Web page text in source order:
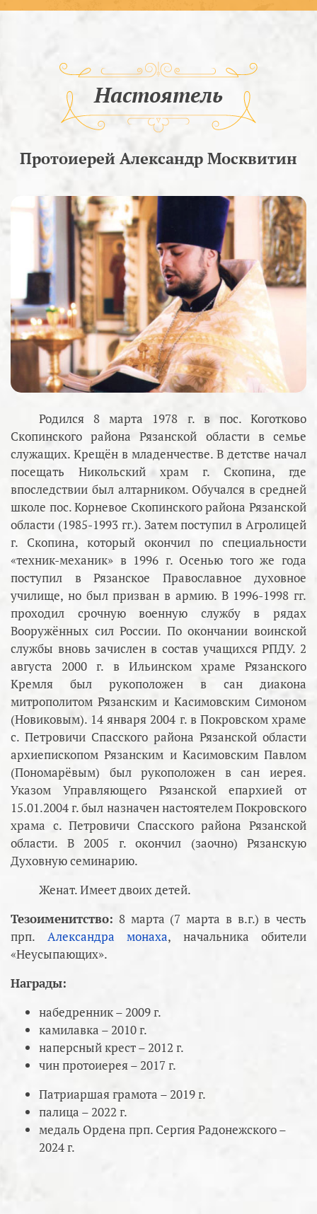
Настоятель
Протоиерей Александр Москвитин
Родился 8 марта 1978 г. в пос. Коготково
Скопинского района Рязанской области в семье
служащих. Крещён в младенчестве. В детстве начал
посещать Никольский храм г. Скопина, где
впоследствии был алтарником. Обучался в средней
школе пос. Корневое Скопинского района Рязанской
области (1985-1993 гг.). Затем поступил в Агролицей
г. Скопина, который окончил по специальности
«техник-механик» в 1996 г. Осенью того же года
поступил в Рязанское Православное духовное
училище, но был призван в армию. В 1996-1998 гг.
проходил срочную военную службу в рядах
Вооружённых сил России. По окончании воинской
службы вновь зачислен в состав учащихся РПДУ. 2
августа 2000 г. в Ильинском храме Рязанского
Кремля был рукоположен в сан диакона
митрополитом Рязанским и Касимовским Симоном
(Новиковым). 14 января 2004 г. в Покровском храме
с. Петровичи Спасского района Рязанской области
архиепископом Рязанским и Касимовским Павлом
(Пономарёвым) был рукоположен в сан иерея.
Указом Управляющего Рязанской епархией от
15.01.2004 г. был назначен настоятелем Покровского
храма с. Петровичи Спасского района Рязанской
области. В 2005 г. окончил (заочно) Рязанскую
Духовную семинарию.
Женат. Имеет двоих детей.
Тезоименитство: 8 марта (7 марта в в.г.) в честь
прп. Александра монаха, начальника обители
«Неусыпающих».
Награды:
набедренник – 2009 г.
камилавка – 2010 г.
наперсный крест – 2012 г.
чин протоиерея – 2017 г.
Патриаршая грамота – 2019 г.
палица – 2022 г.
медаль Ордена прп. Сергия Радонежского –
2024 г.